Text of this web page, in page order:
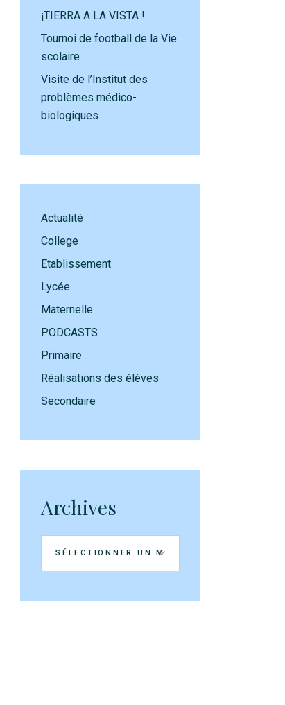
¡TIERRA A LA VISTA !
Tournoi de football de la Vie
scolaire
Visite de l’Institut des
problèmes médico-
biologiques
Actualité
College
Etablissement
Lycée
Maternelle
PODCASTS
Primaire
Réalisations des élèves
Secondaire
Archives
Archives